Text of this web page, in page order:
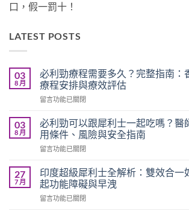
口，假一罰十！
LATEST POSTS
03
8 月
必利勁療程需要多久？完整指南：
療程安排與療效評估
在
利
勁
療
程
要
多
久？
完
留言功能已關閉
03
8 月
必利勁可以跟犀利士一起吃嗎？醫
用條件、風險與安全指南
在
利
勁
可
以
留言功能已關閉
27
7 月
印度超級犀利士全解析：雙效合一
起功能障礙與早洩
在
留言功能已關閉